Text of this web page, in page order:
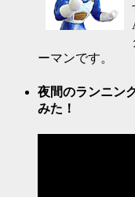
ーマンです。
夜間のランニン
みた！